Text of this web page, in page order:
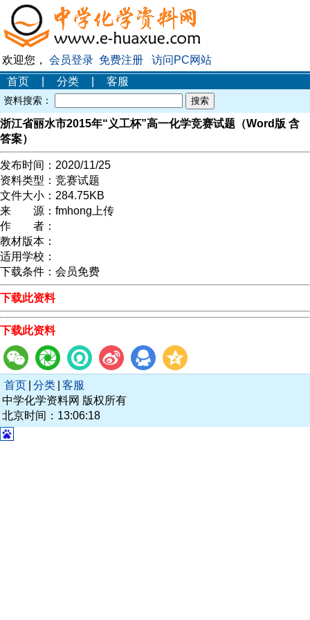
欢迎您， 会员登录 免费注册
访问PC网站
首页
分类 客服
资料搜索：
浙江省丽水市2015年“义工杯”高一化学竞赛试题（Word版 含
答案）
发布时间： 2020/11/25
资料类型： 竞赛试题
文件大小： 284.75KB
来 源： fmhong上传
作 者：
教材版本：
适用学校：
下载条件： 会员免费
下载此资料
下载此资料
首页 分类 客服
中学化学资料网 版权所有
北京时间：13:06:18